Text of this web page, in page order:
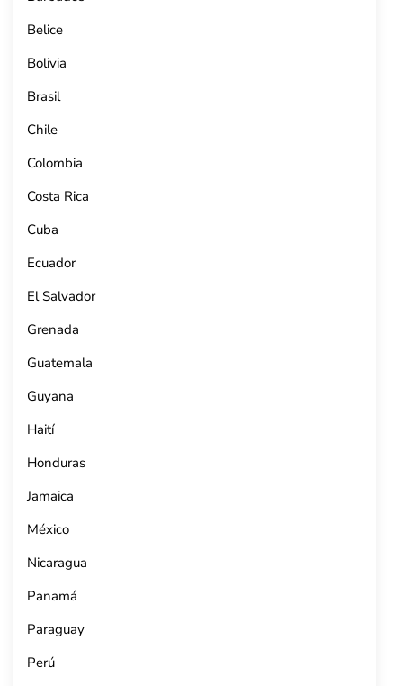
Belice
Bolivia
Brasil
Chile
Colombia
Costa Rica
Cuba
Ecuador
El Salvador
Grenada
Guatemala
Guyana
Haití
Honduras
Jamaica
México
Nicaragua
Panamá
Paraguay
Perú